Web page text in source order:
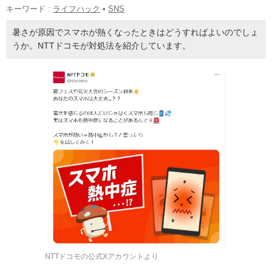
キーワード : ライフハック • SNS
暑さが原因でスマホが熱くなったときはどうすればよいのでしょ
うか。NTTドコモが対処法を紹介しています。
NTTドコモの公式Xアカウントより